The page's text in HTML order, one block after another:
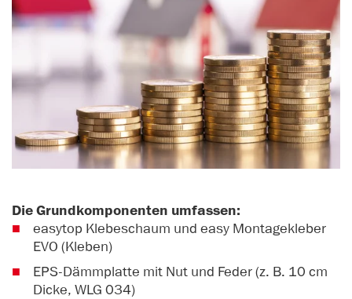
Die Grundkomponenten umfassen:
easytop Klebeschaum und easy Montagekleber
EVO (Kleben)
EPS-Dämmplatte mit Nut und Feder (z. B. 10 cm
Dicke, WLG 034)